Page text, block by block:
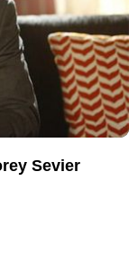
Sevier